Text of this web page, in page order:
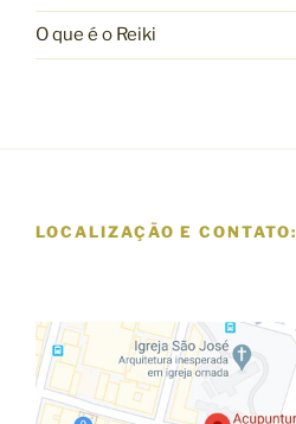
O que é o Reiki
LOCALIZAÇÃO E CONTATO: